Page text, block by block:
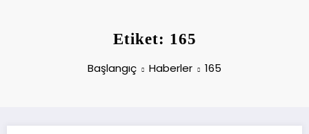
Etiket: 165
Başlangıç Haberler 165